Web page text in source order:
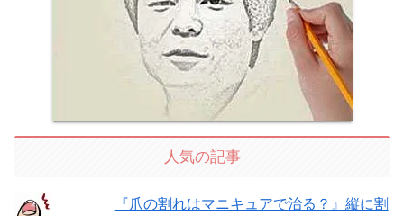
人気の記事
『爪の割れはマニキュアで治る？』縦に割